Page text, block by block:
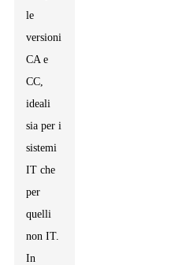
le
versioni
CA e
CC,
ideali
sia per i
sistemi
IT che
per
quelli
non IT.
In